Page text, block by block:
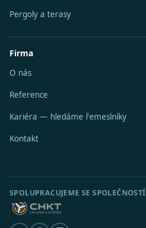
Pergoly a terasy
Firma
O nás
Reference
Kariéra — hledáme řemeslníky
Kontakt
SPOLUPRACUJEME SE SPOLEČNOSTÍ